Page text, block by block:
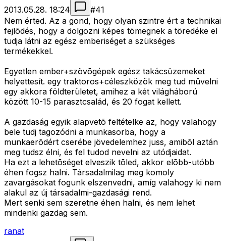
2013.05.28. 18:24
#41
Nem érted. Az a gond, hogy olyan szintre ért a technikai
fejlõdés, hogy a dolgozni képes tömegnek a töredéke el
tudja látni az egész emberiséget a szükséges
termékekkel.
Egyetlen ember+szövõgépek egész takácsüzemeket
helyettesít. egy traktoros+céleszközök meg tud mûvelni
egy akkora földterületet, amihez a két világháború
között 10-15 parasztcsalád, és 20 fogat kellett.
A gazdaság egyik alapvetõ feltételke az, hogy valahogy
bele tudj tagozódni a munkasorba, hogy a
munkaerõdért cserébe jövedelemhez juss, amibõl aztán
meg tudsz élni, és fel tudod nevelni az utódjaidat.
Ha ezt a lehetõséget elveszik tõled, akkor elõbb-utóbb
éhen fogsz halni. Társadalmilag meg komoly
zavargásokat fogunk elszenvedni, amíg valahogy ki nem
alakul az új társadalmi-gazdasági rend.
Mert senki sem szeretne éhen halni, és nem lehet
mindenki gazdag sem.
ranat